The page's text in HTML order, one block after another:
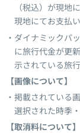
（税込）が現地
現地にてお支払い
ダイナミックパ
に旅行代金が更
示されている旅
【画像について】
掲載されている
選択された時季
【取消料について】